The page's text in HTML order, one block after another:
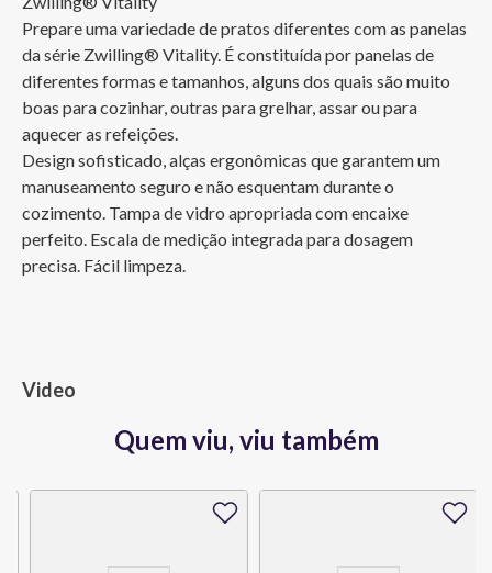
Prepare uma variedade de pratos diferentes com as panelas
da série Zwilling® Vitality. É constituída por panelas de
diferentes formas e tamanhos, alguns dos quais são muito
boas para cozinhar, outras para grelhar, assar ou para
aquecer as refeições.
Design sofisticado, alças ergonômicas que garantem um
manuseamento seguro e não esquentam durante o
cozimento. Tampa de vidro apropriada com encaixe
perfeito. Escala de medição integrada para dosagem
precisa. Fácil limpeza.
Video
Quem viu, viu também